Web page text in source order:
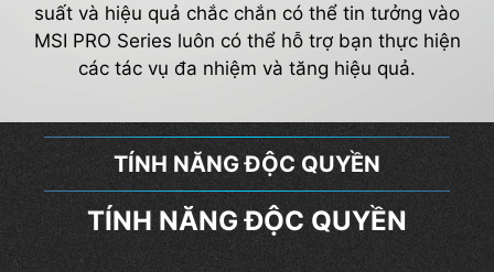
suất và hiệu quả chắc chắn có thể tin tưởng vào
MSI PRO Series luôn có thể hỗ trợ bạn thực hiện
các tác vụ đa nhiệm và tăng hiệu quả.
TÍNH NĂNG ĐỘC QUYỀN
TÍNH NĂNG ĐỘC QUYỀN